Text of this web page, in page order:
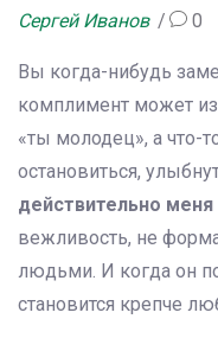
Сергей Иванов 0
Вы когда-нибудь
комплимент может
«ты молодец», а что-
остановиться,
действительно меня
вежливость, не
людьми. И когда он
становится крепче